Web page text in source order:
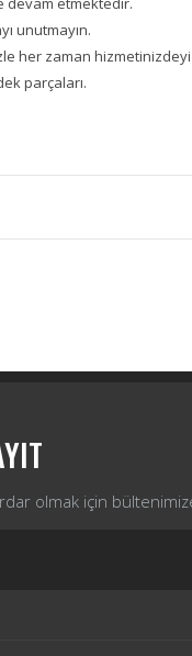
unutmayın.
her zaman
parçaları.
olmak için